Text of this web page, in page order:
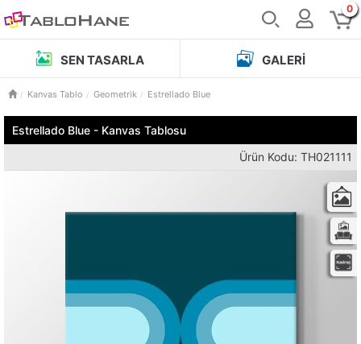
0
SEN TASARLA GALERI
Kanvas Tablo Geometrik Estrellado Blue
Estrellado Blue - Kanvas Tablosu
Ürün Kodu: TH021111